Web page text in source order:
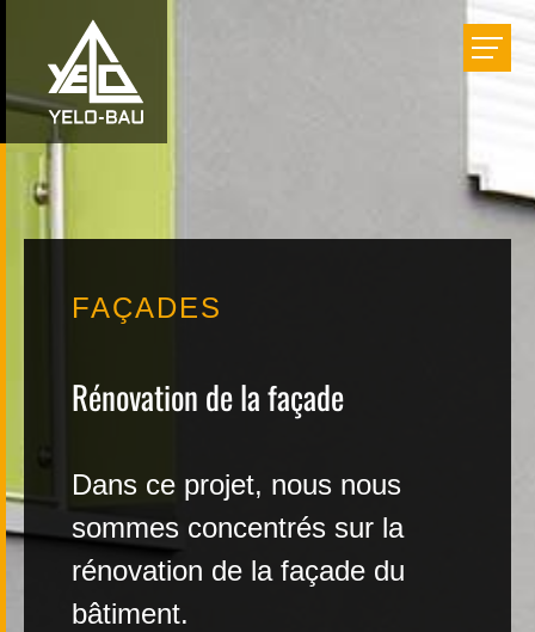
Entreprise
Carrière
Contact
FAÇADES
Rénovation de la façade
Dans ce projet, nous nous
sommes concentrés sur la
rénovation de la façade du
bâtiment.